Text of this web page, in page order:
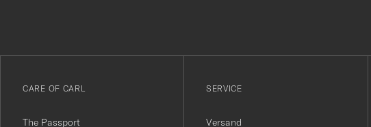
till
nyhetsbrev!
CARE OF CARL
The Passport
SERVICE
Versand